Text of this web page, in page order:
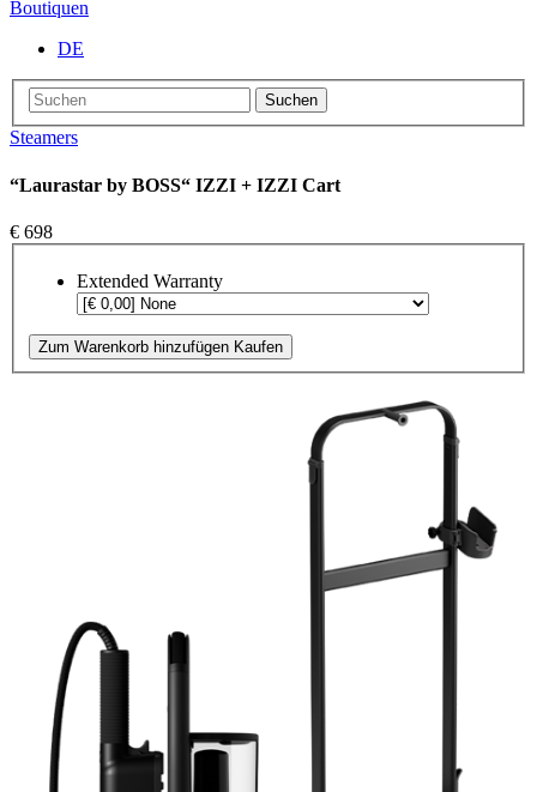
Boutiquen
DE
Suchen
Steamers
“Laurastar by BOSS“ IZZI + IZZI Cart
€ 698
Extended Warranty
Zum Warenkorb hinzufügen Kaufen